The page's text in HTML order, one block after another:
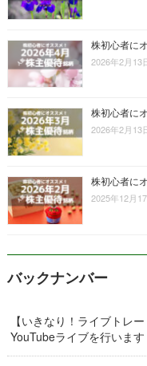
株初心者に
2026年2月13
株初心者に
2026年2月13
株初心者に
2025年12月
バックナンバー
【いきなり！ライブトレ
YouTubeライブを行います